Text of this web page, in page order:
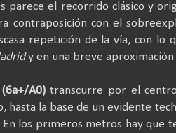
parece el recorrido clásico y
contraposición con el
repetición de la vía, con lo
y en una breve
A0)transcurre por el
hasta la base de un evidente
En los primeros metros hay que